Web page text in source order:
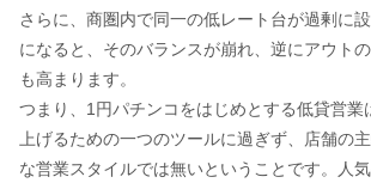
さらに、商圏内で同一の低レート台が過剰に
になると、そのバランスが崩れ、逆にアウト
も高まります。
つまり、1円パチンコをはじめとする低貸営業
上げるための一つのツールに過ぎず、店舗の
な営業スタイルでは無いということです。人